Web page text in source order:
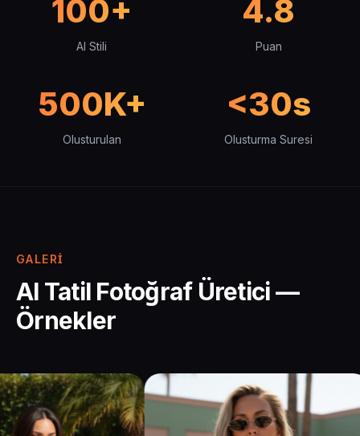
100+
AI Stili
4.8
Puan
500K+
Olusturulan
<30s
Olusturma Suresi
GALERI
AI Tatil Fotoğraf Üretici —
Örnekler